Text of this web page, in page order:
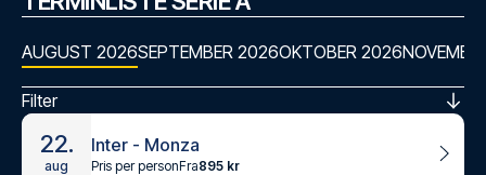
AUGUST 2026SEPTEMBER 2026OKTOBER 2026
Filter
22.
aug
Inter - Monza
Pris per personFra895 kr